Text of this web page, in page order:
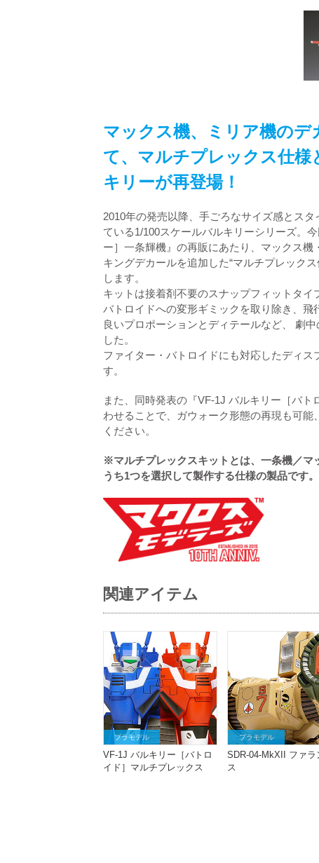
マックス機、ミリア機のデ
て、マルチプレックス仕様
キリーが再登場！
2010年の発売以降、手ごろなサイズ感とス
ている1/100スケールバルキリーシリーズ。
ー］一条輝機』の再販にあたり、マックス機
キングデカールを追加した“マルチプレック
します。
キットは接着剤不要のスナップフィットタイ
バトロイドへの変形ギミックを取り除き、飛
良いプロポーションとディテールなど、 劇
した。
ファイター・バトロイドにも対応したディス
す。
また、同時発表の『VF-1J バルキリー［バト
わせることで、ガウォーク形態の再現も可能
ください。
※マルチプレックスキットとは、一条機／マ
うち1つを選択して製作する仕様の製品です。
関連アイテム
プラモデル
VF-1J バルキリー［バトロ
イド］マルチプレックス
プラモデル
SDR-04-MkXII ファラ
ス